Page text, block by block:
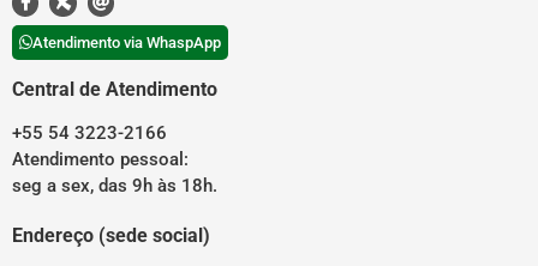
Atendimento via WhaspApp
Central de Atendimento
+55 54 3223-2166
Atendimento pessoal:
seg a sex, das 9h às 18h.
Endereço (sede social)